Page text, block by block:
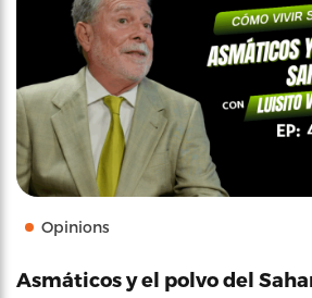
Opinions
Asmáticos y el polvo del